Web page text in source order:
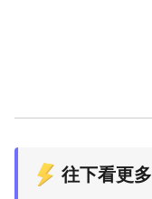
往下看更多